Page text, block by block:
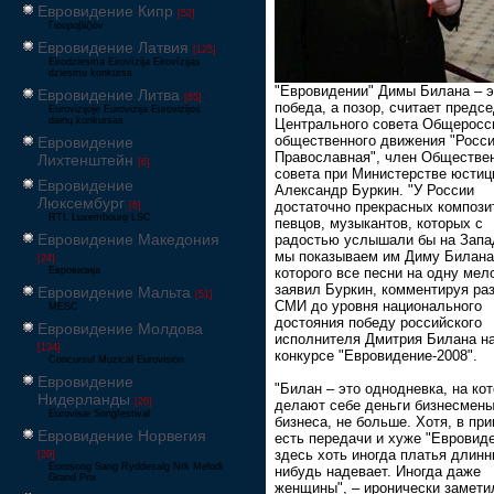
Евровидение Кипр [52]
Γιουροβίζιον
Евровидение Латвия [125]
Eirodziesma Eirovīzija Eirovīzijas
dziesmu konkurss
Евровидение Литва [65]
Eurovizijoje Eurovizija Eurovizijos
dainų konkursas
Евровидение
Лихтенштейн [6]
Евровидение
Люксембург [6]
RTL Luxembourg LSC
Евровидение Македония
[24]
Евровизија
Евровидение Мальта [51]
MESC
Евровидение Молдова
[134]
Concursul Muzical Eurovision
Евровидение
Нидерланды [26]
Eurovisie Songfestival
Евровидение Норвегия
[39]
Eurosong Sang Ryddesalg Nrk Melodi
Grand Prix
"Евровидении" Димы Билана –
победа, а позор, считает
Центрального совета
общественного движения
Православная", член
совета при Министерстве
Александр Буркин. "У России
достаточно прекрасных
певцов, музыкантов, которых с
радостью услышали бы на
мы показываем им Диму
которого все песни на одну
заявил Буркин, комментируя
СМИ до уровня национального
достояния победу российского
исполнителя Дмитрия Билана
конкурсе "Евровидение-2008".
"Билан – это однодневка, на
делают себе деньги
бизнеса, не больше. Хотя, в
есть передачи и хуже
здесь хоть иногда платья
нибудь надевает. Иногда даже
женщины", – иронически